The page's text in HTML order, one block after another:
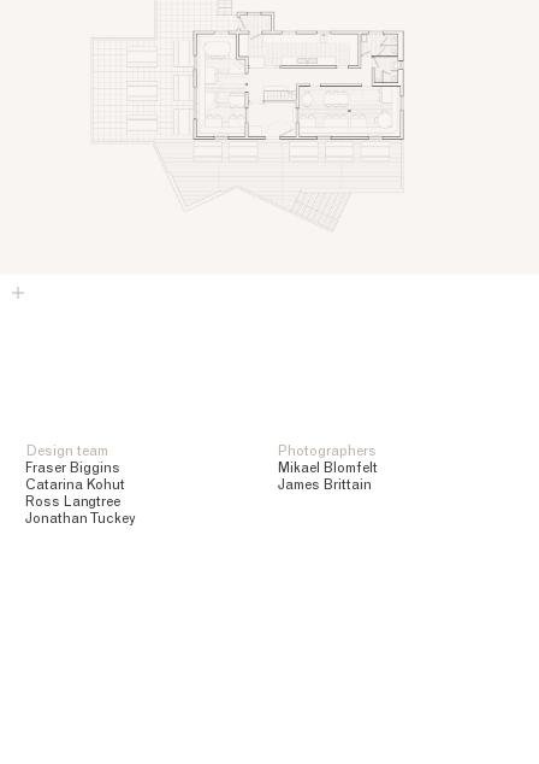
Design team
Fraser Biggins
Catarina Kohut
Ross Langtree
Jonathan Tuckey
Photographers
Mikael Blomfelt
James Brittain